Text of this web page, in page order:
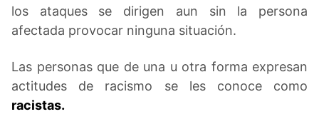
los ataques se dirigen aun sin la persona
afectada provocar ninguna situación.
Las personas que de una u otra forma expresan
actitudes de racismo se les conoce como
racistas.